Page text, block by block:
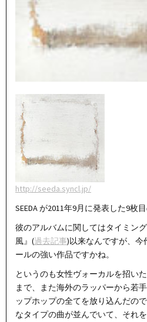
http://seeda.syncl.jp/
SEEDA が2011年9月に発表した9枚
彼のアルバムに関してはタイミン
風』(過去記事)以来なんですが、
ールの強い作品ですかね。
というのも女性ヴォーカルを招い
まで、また海外のラッパーから若
ップホップの全てを放り込んだの
なタイプの曲が並んでいて、それ